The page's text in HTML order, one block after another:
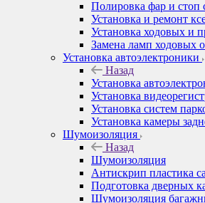
Полировка фар и стоп
Установка и ремонт
Установка ходовых и
Замена ламп ходовых
Установка автоэлектроники
Назад
Установка
Установка
Установка систем
Установка камеры
Шумоизоляция
Назад
Шумоизоляция
Антискрип пластика
Подготовка дверных
Шумоизоляция